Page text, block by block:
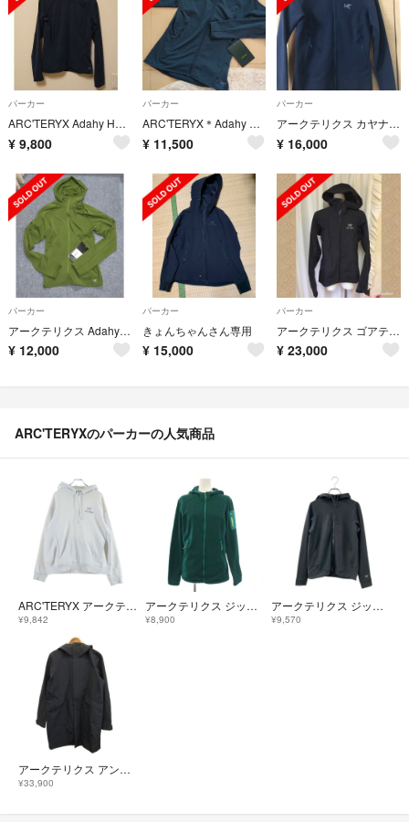
パーカー
ARC'TERYX Adahy Hoody Womens (アダヒーフーディー)
¥ 9,800
パーカー
ARC'TERYX＊Adahy Hoody Women's
¥ 11,500
パーカー
アークテリクス カヤナイトフーディ レディース
¥ 16,000
パーカー
アークテリクス Adahy Hoody Women’s Sサイズ 新品未使用
¥ 12,000
パーカー
きょんちゃんさん専用
¥ 15,000
パーカー
アークテリクス ゴアテックス
¥ 23,000
ARC'TERYXのパーカーの人気商品
ARC'TERYX アークテリクス WMNS EMBLEM FLEECE HOODIE ウィメンズ エンブレム フリース プルオーバーフーディー パーカー ホワイト X000009786
¥9,842
アークテリクス ジップアップパーカー ジャケット M グリーン
¥8,900
アークテリクス ジップアップ パーカー レディース SIZE XS ARC'TERYX
¥9,570
アークテリクス アンドラコート Andra Coat パーカー 上着 S 黒
¥33,900